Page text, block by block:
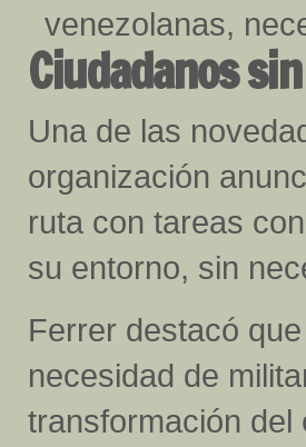
venezolanas,
Ciudadanos
Una de las
organización
ruta con tareas
su entorno, sin
Ferrer destacó
necesidad de
transformación del